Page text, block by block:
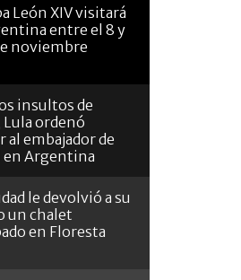
León XIV visitará
entre el 8 y
noviembre
insultos de
ordenó
al embajador de
en Argentina
le devolvió a su
un chalet
en Floresta